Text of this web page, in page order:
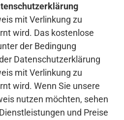
mit Verlinkung zu
wird. Das kostenlose
der Bedingung
Datenschutzerklärung
mit Verlinkung zu
wird. Wenn Sie unsere
nutzen möchten, sehen
und Preise